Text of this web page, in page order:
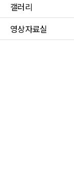
갤러리
영상자료실